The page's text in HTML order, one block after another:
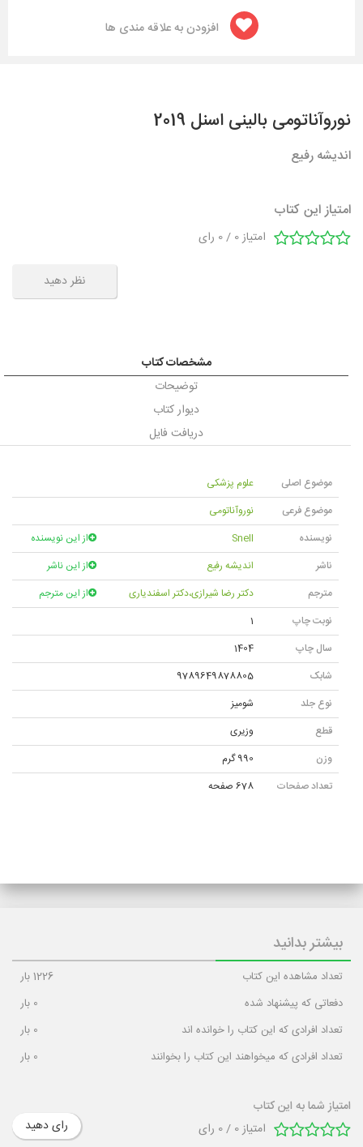
افزودن به علاقه مندی ها
نوروآناتومی بالینی اسنل 2019
اندیشه رفیع
امتیاز این کتاب
امتیاز0
/
0 رای
نظر دهید
مشخصات کتاب
توضیحات
دیوار کتاب
دریافت فایل
موضوع اصلی
علوم پزشکی
موضوع فرعی
نوروآناتومی
نویسنده
Snell
از این نویسنده
ناشر
اندیشه رفیع
از این ناشر
مترجم
دکتر رضا شیرازی،دکتر اسفندیاری
از این مترجم
نوبت چاپ
1
سال چاپ
1404
شابک
9789649878805
نوع جلد
شوميز
قطع
وزیری
وزن
990 گرم
تعداد صفحات
678 صفحه
بیشتر بدانید
تعداد مشاهده این کتاب 1226بار
دفعاتی که پیشنهاد شده
0 بار
تعداد افرادی که این کتاب را خوانده اند
0 بار
تعداد افرادی که میخواهند این کتاب را بخوانند
0 بار
امتیاز شما به این کتاب
امتیاز0
/
0 رای رای دهید